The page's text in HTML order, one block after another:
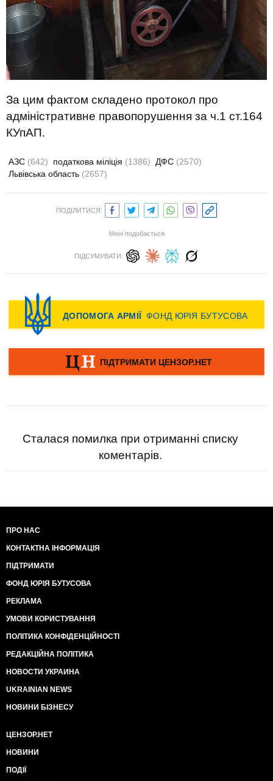
За цим фактом складено протокол про
адміністративне правопорушення за ч.1 ст.164
КУпАП.
АЗС (642) податкова міліція (1386) ДФС (2570)
Львівська область (2657)
ПОДІЛИТИСЯ:
Мені подобається
ПІДСУМУВАТИ:
Сталася помилка при отриманні списку
коментарів.
ПРО НАС
КОНТАКТНА ІНФОРМАЦІЯ
ПІДТРИМАТИ
ФОНД ЮРІЯ БУТУСОВА
РЕКЛАМА
УМОВИ КОРИСТУВАННЯ
ПОЛІТИКА КОНФІДЕНЦІЙНОСТІ
РЕДАКЦІЙНА ПОЛІТИКА
НОВОСТИ УКРАИНА
UKRAINIAN NEWS
НОВИНИ БІЗНЕСУ
ЦЕНЗОР.НЕТ
НОВИНИ
ПОДІЇ